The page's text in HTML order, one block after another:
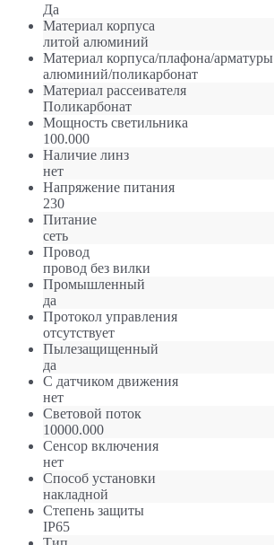
Да
Материал корпуса
литой алюминий
Материал корпуса/плафона/арматуры
алюминий/поликарбонат
Материал рассеивателя
Поликарбонат
Мощность светильника
100.000
Наличие линз
нет
Напряжение питания
230
Питание
сеть
Провод
провод без вилки
Промышленный
да
Протокол управления
отсутствует
Пылезащищенный
да
С датчиком движения
нет
Световой поток
10000.000
Сенсор включения
нет
Способ установки
накладной
Степень защиты
IP65